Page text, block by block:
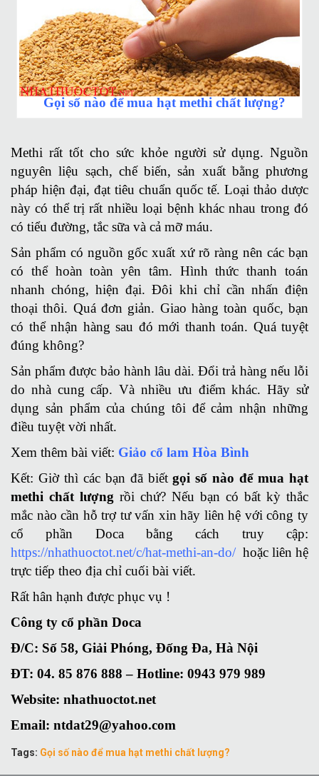
Gọi số nào để mua hạt methi chất lượng?
Methi rất tốt cho sức khỏe người sử dụng. Nguồn
nguyên liệu sạch, chế biến, sản xuất bằng phương
pháp hiện đại, đạt tiêu chuẩn quốc tế. Loại thảo dược
này có thể trị rất nhiều loại bệnh khác nhau trong đó
có tiểu đường, tắc sữa và cả mỡ máu.
Sản phẩm có nguồn gốc xuất xứ rõ ràng nên các bạn
có thể hoàn toàn yên tâm. Hình thức thanh toán
nhanh chóng, hiện đại. Đôi khi chỉ cần nhấn điện
thoại thôi. Quá đơn giản. Giao hàng toàn quốc, bạn
có thể nhận hàng sau đó mới thanh toán. Quá tuyệt
đúng không?
Sản phẩm được bảo hành lâu dài. Đổi trả hàng nếu lỗi
do nhà cung cấp. Và nhiều ưu điểm khác. Hãy sử
dụng sản phẩm của chúng tôi để cảm nhận những
điều tuyệt vời nhất.
Xem thêm bài viết: Giảo cổ lam Hòa Bình
Kết: Giờ thì các bạn đã biếtgọi số nào để mua hạt
methi chất lượng rồi chứ? Nếu bạn có bất kỳ thắc
mắc nào cần hỗ trợ tư vấn xin hãy liên hệ với công ty
cổ phần Doca bằng cách truy cập:
https://nhathuoctot.net/c/hat-methi-an-do/ hoặc liên hệ
trực tiếp theo địa chỉ cuối bài viết.
Rất hân hạnh được phục vụ !
Công ty cổ phần Doca
Đ/C: Số 58, Giải Phóng, Đống Đa, Hà Nội
ĐT: 04. 85 876 888 – Hotline: 0943 979 989
Website: nhathuoctot.net
Email: ntdat29@yahoo.com
Tags: Gọi số nào để mua hạt methi chất lượng?